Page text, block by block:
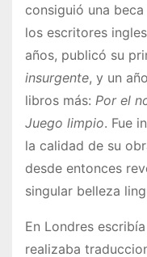
consiguió una
los escritores
años, publicó su
insurgente, y un
libros más: Por el
Juego limpio. Fue
la calidad de su
desde entonces
singular belleza
En Londres
realizaba